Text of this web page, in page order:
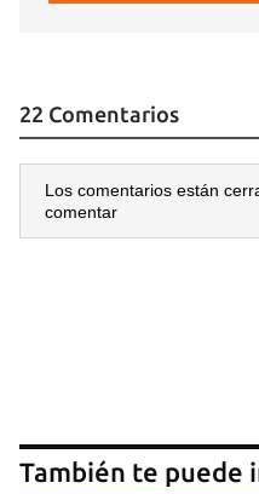
22 Comentarios
Los comentarios están
comentar
También te puede